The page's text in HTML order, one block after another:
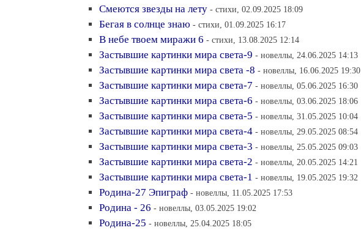
Смеются звезды на лету - стихи, 02.09.2025 18:09
Бегая в солнце знаю - стихи, 01.09.2025 16:17
В небе твоем миражи 6 - стихи, 13.08.2025 12:14
Застывшие картинки мира света-9 - новеллы, 24.06.2025 14:13
Застывшие картинки мира света -8 - новеллы, 16.06.2025 19:30
Застывшие картинки мира света-7 - новеллы, 05.06.2025 16:30
Застывшие картинки мира света-6 - новеллы, 03.06.2025 18:06
Застывшие картинки мира света-5 - новеллы, 31.05.2025 10:04
Застывшие картинки мира света-4 - новеллы, 29.05.2025 08:54
Застывшие картинки мира света-3 - новеллы, 25.05.2025 09:03
Застывшие картинки мира света-2 - новеллы, 20.05.2025 14:21
Застывшие картинки мира света-1 - новеллы, 19.05.2025 19:32
Родина-27 Эпиграф - новеллы, 11.05.2025 17:53
Родина - 26 - новеллы, 03.05.2025 19:02
Родина-25 - новеллы, 25.04.2025 18:05